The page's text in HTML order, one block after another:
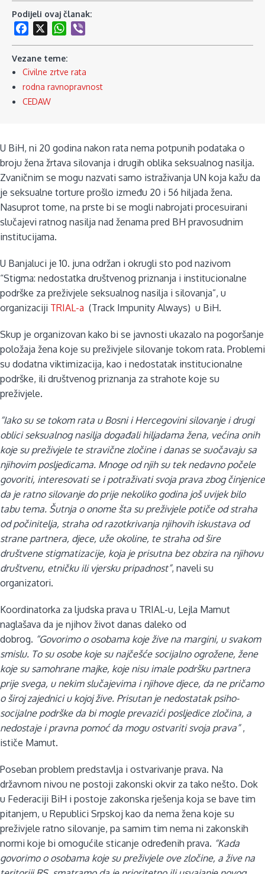
Podijeli ovaj članak:
Facebook
WhatsApp
Vezane teme:
Civilne zrtve rata
rodna ravnopravnost
CEDAW
U BiH, ni 20 godina nakon rata nema potpunih podataka o
broju žena žrtava silovanja i drugih oblika seksualnog nasilja.
Zvaničnim se mogu nazvati samo istraživanja UN koja kažu da
je seksualne torture prošlo između 20 i 56 hiljada žena.
Nasuprot tome, na prste bi se mogli nabrojati procesuirani
slučajevi ratnog nasilja nad ženama pred BH pravosudnim
institucijama.
U Banjaluci je 10. juna održan i okrugli sto pod nazivom
“Stigma: nedostatka društvenog priznanja i institucionalne
podrške za preživjele seksualnog nasilja i silovanja”, u
organizaciji TRIAL-a (Track Impunity Always) u BiH.
Skup je organizovan kako bi se javnosti ukazalo na pogoršanje
položaja žena koje su preživjele silovanje tokom rata. Problemi
su dodatna viktimizacija, kao i nedostatak institucionalne
podrške, ili društvenog priznanja za strahote koje su
preživjele.
“Iako su se tokom rata u Bosni i Hercegovini silovanje i drugi
oblici seksualnog nasilja događali hiljadama žena, većina onih
koje su preživjele te stravične zločine i danas se suočavaju sa
njihovim posljedicama. Mnoge od njih su tek nedavno počele
govoriti, interesovati se i potraživati svoja prava zbog činjenice
da je ratno silovanje do prije nekoliko godina još uvijek bilo
tabu tema. Šutnja o onome šta su preživjele potiče od straha
od počinitelja, straha od razotkrivanja njihovih iskustava od
strane partnera, djece, uže okoline, te straha od šire
društvene stigmatizacije, koja je prisutna bez obzira na njihovu
društvenu, etničku ili vjersku pripadnost”, naveli su
organizatori.
Koordinatorka za ljudska prava u TRIAL-u, Lejla Mamut
naglašava da je njihov život danas daleko od
dobrog. “Govorimo o osobama koje žive na margini, u svakom
smislu. To su osobe koje su najčešće socijalno ogrožene, žene
koje su samohrane majke, koje nisu imale podršku partnera
prije svega, u nekim slučajevima i njihove djece, da ne pričamo
o široj zajednici u kojoj žive. Prisutan je nedostatak psiho-
socijalne podrške da bi mogle prevazići posljedice zločina, a
nedostaje i pravna pomoć da mogu ostvariti svoja prava”,
ističe Mamut.
Poseban problem predstavlja i ostvarivanje prava. Na
državnom nivou ne postoji zakonski okvir za tako nešto. Dok
u Federaciji BiH i postoje zakonska rješenja koja se bave tim
pitanjem, u Republici Srpskoj kao da nema žena koje su
preživjele ratno silovanje, pa samim tim nema ni zakonskih
normi koje bi omogućile sticanje određenih prava. “Kada
govorimo o osobama koje su preživjele ove zločine, a žive na